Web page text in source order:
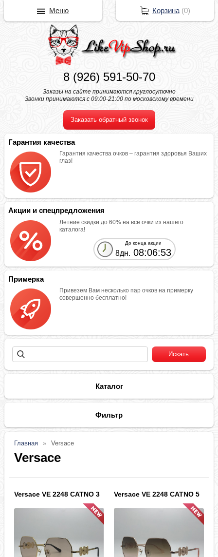
8 (926) 591-50-70
Заказы на сайте принимаются круглосуточно
Звонки принимаются с 09:00-21:00 по московскому времени
Заказать обратный звонок
Гарантия качества
Гарантия качества очков – гарантия здоровья Ваших
глаз!
Акции и спецпредложения
Летние скидки до 60% на все очки из нашего
каталога!
До конца акции
8дн. 08:06:53
Примерка
Привезем Вам несколько пар очков на примерку
совершенно бесплатно!
Каталог
Фильтр
Главная Versace
Versace
Versace VE 2248 CATNO 3 Versace VE 2248 CATNO 5
Корзина(0)
Меню